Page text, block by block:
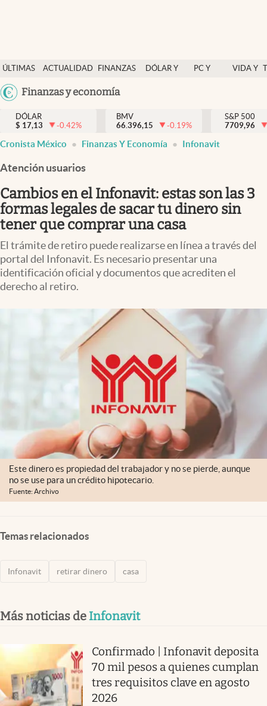
ÚLTIMAS
NOTICIAS
ACTUALIDAD
FINANZAS
DÓLAR Y
PC Y
VIDA Y
México
Finanzas y economía
Actualidad
Finanzas y economía
Dólar y mercados
Pc y celular
Vida y estilo
Tv
Clima
abre en nueva pestaña
México
DÓLAR
$ 17,13 -0.42%
BMV
66.396,15
-0.19%
S&P 500
7709,96
Cronista México Finanzas Y Economía Infonavit
Atención usuarios
Cambios en el Infonavit: estas son las 3
formas legales de sacar tu dinero sin
tener que comprar una casa
El trámite de retiro puede realizarse en línea a través del
portal del Infonavit. Es necesario presentar una
identificación oficial y documentos que acrediten el
derecho al retiro.
Este dinero es propiedad del trabajador y no se pierde, aunque
no se use para un crédito hipotecario.
Fuente: Archivo
Temas relacionados
Infonavit retirar dinero casa
Más noticias de Infonavit
Confirmado | Infonavit deposita
70 mil pesos a quienes cumplan
tres requisitos clave en agosto
2026